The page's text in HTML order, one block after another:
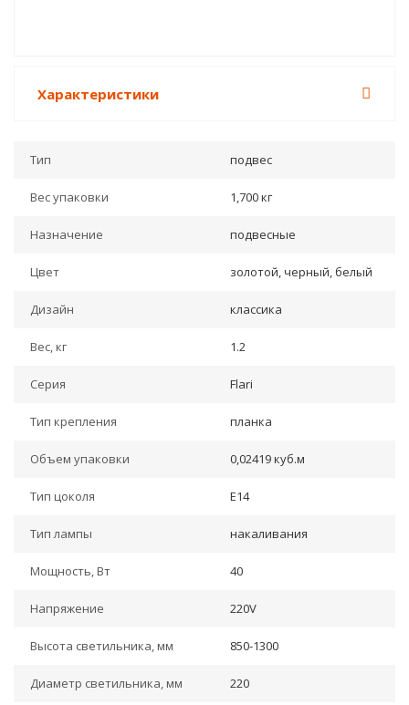
Характеристики
Тип подвес
Вес упаковки 1,700 кг
Назначение подвесные
Цвет золотой, черный, белый
Дизайн классика
Вес, кг 1.2
Серия Flari
Тип крепления планка
Объем упаковки 0,02419 куб.м
Тип цоколя E14
Тип лампы накаливания
Мощность, Вт 40
Напряжение 220V
Высота светильника, мм 850-1300
Диаметр светильника, мм 220